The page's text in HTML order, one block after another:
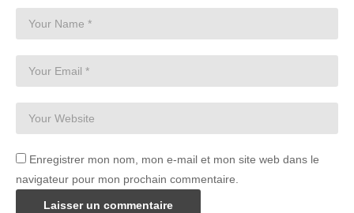
Enregistrer mon nom, mon e-mail et mon site web dans le
navigateur pour mon prochain commentaire.